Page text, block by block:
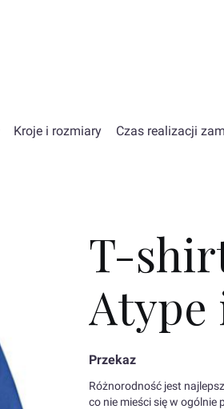
Kroje i rozmiary Czas realizacji
T-
Atype
Przekaz
Różnorodność jest
co nie mieści się w ogólnie